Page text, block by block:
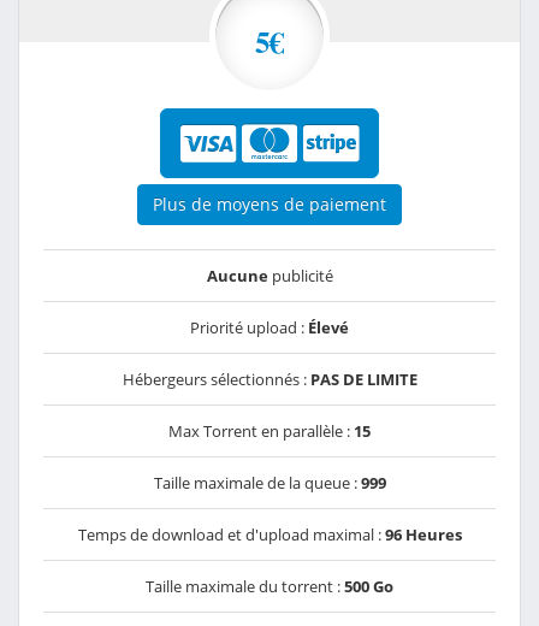
5€
Plus de moyens de paiement
Aucunepublicité
Priorité upload : Élevé
Hébergeurs sélectionnés : PAS DE LIMITE
Max Torrent en parallèle : 15
Taille maximale de la queue :999
Temps de download et d'upload maximal :96 Heures
Taille maximale du torrent :500 Go